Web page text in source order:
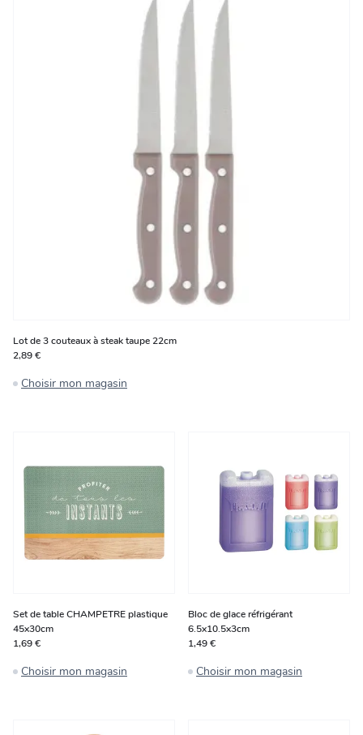
Lot de 3 couteaux à steak taupe 22cm
2,89 €
Choisir mon magasin
Set de table CHAMPETRE plastique
45x30cm
1,69 €
Choisir mon magasin
Bloc de glace réfrigérant
6.5x10.5x3cm
1,49 €
Choisir mon magasin